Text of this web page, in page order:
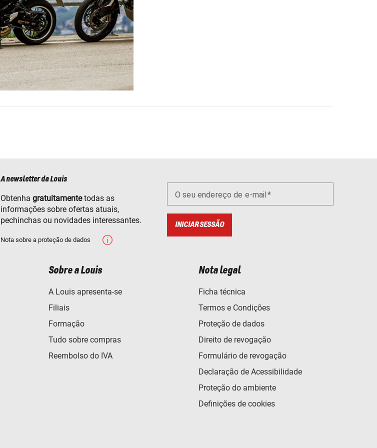
A newsletter da Louis
Obtenha gratuitamentetodas as
informações sobre ofertas atuais,
pechinchas ou novidades interessantes.
Nota sobre a proteção de dados
O seu endereço de e-mail
INICIAR SESSÃO
Sobre a Louis
A Louis apresenta-se
Filiais
Formação
Tudo sobre compras
Reembolso do IVA
Nota legal
Ficha técnica
Termos e Condições
Proteção de dados
Direito de revogação
Formulário de revogação
Declaração de Acessibilidade
Proteção do ambiente
Definições de cookies